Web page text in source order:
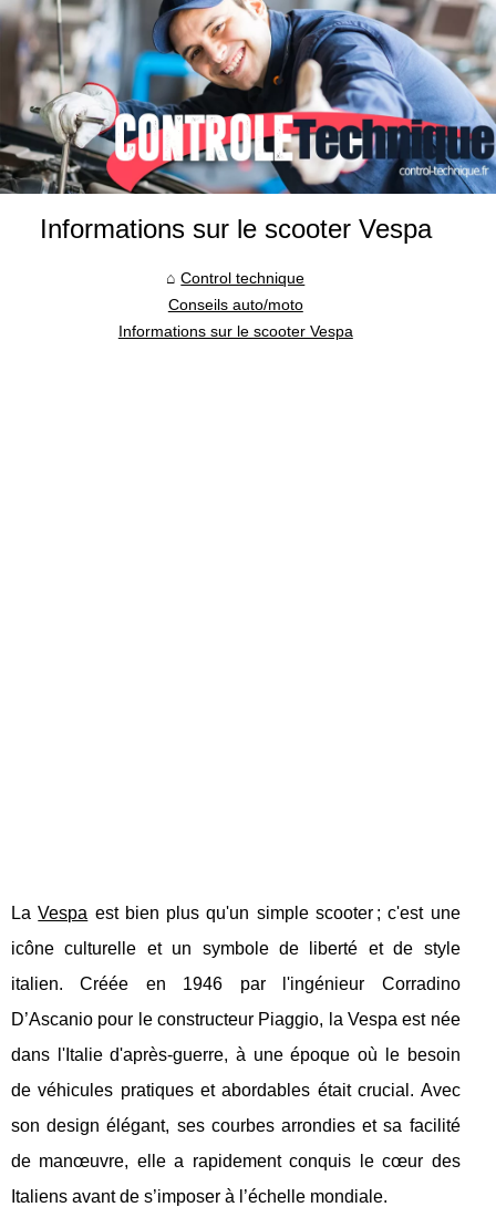
Informations sur le scooter Vespa
Control technique
Conseils auto/moto
Informations sur le scooter Vespa
LaVespa est bien plus qu'un simple scooter ; c'est une
icône culturelle et un symbole de liberté et de style
italien. Créée en 1946 par l'ingénieur Corradino
D’Ascanio pour le constructeur Piaggio, la Vespa est née
dans l'Italie d'après-guerre, à une époque où le besoin
de véhicules pratiques et abordables était crucial. Avec
son design élégant, ses courbes arrondies et sa facilité
de manœuvre, elle a rapidement conquis le cœur des
Italiens avant de s’imposer à l’échelle mondiale.